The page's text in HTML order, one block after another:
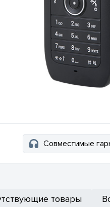
Совместимые
товары